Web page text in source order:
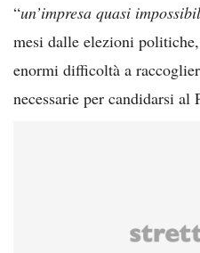
“un’impresa quasi
mesi dalle elezioni
enormi difficoltà a
necessarie per candidarsi al